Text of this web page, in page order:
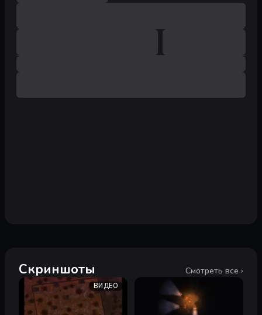
Скриншоты Смотреть все ›
ВИДЕО